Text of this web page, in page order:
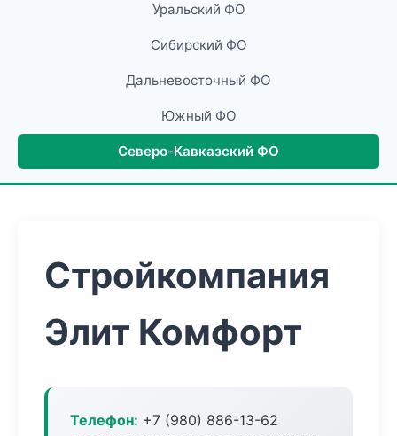
Уральский ФО
Сибирский ФО
Дальневосточный ФО
Южный ФО
Северо-Кавказский ФО
Стройкомпания
Элит Комфорт
Телефон: +7 (980) 886-13-62